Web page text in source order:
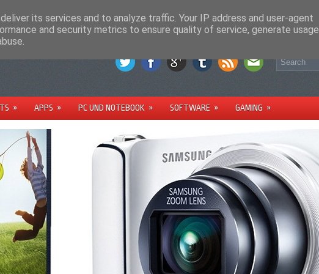
PARTNER
» APPS » PC UND NOTEBOOK » SOFTWARE » GAMING »
its services and to analyze traffic. Your IP address and user-agent
and security metrics to ensure quality of service, generate usage